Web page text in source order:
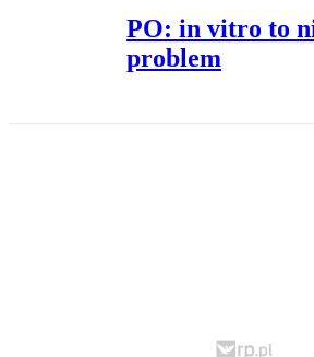
PO: in vitro to
problem